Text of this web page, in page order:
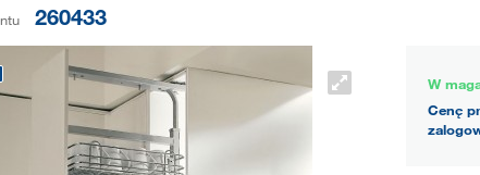
260433
W
Cenę